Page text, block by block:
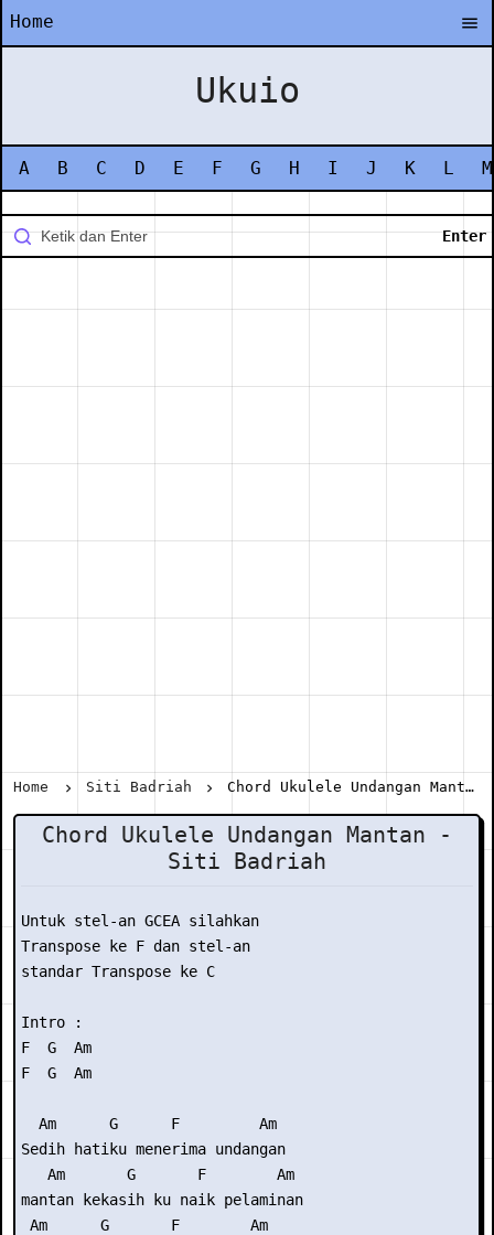
Home
Ukuio
A B C D E F G H I J K L M
Home Siti Badriah Chord Ukulele Undangan Mantan - Siti Badriah
Chord Ukulele Undangan Mantan -
Siti Badriah
Untuk stel-an GCEA silahkan
Transpose ke F dan stel-an
standar Transpose ke C
Intro :
F  G  Am
F  G  Am
  Am      G      F         Am
Sedih hatiku menerima undangan
   Am       G       F        Am
mantan kekasih ku naik pelaminan
Am      G       F        Am